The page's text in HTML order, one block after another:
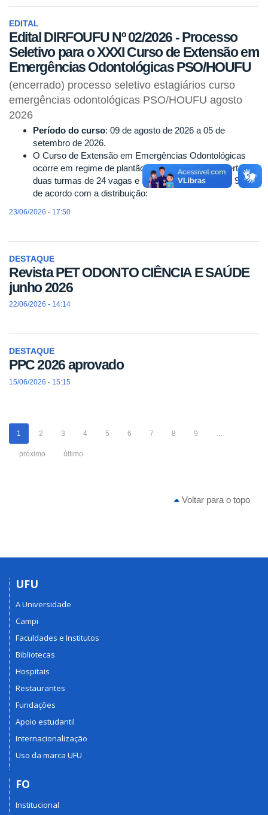
EDITAL
Edital DIRFOUFU Nº 02/2026 - Processo
Seletivo para o XXXI Curso de Extensão em
Emergências Odontológicas PSO/HOUFU
(encerrado) processo seletivo estagiários curso
emergências odontológicas PSO/HOUFU agosto
2026
Período do curso: 09 de agosto de 2026 a 05 de
setembro de 2026.
O Curso de Extensão em Emergências Odontológicas
ocorre em regime de plantão hospitalar, e serão ofertadas
duas turmas de 24 vagas e a carga horária será de 96h,
de acordo com a distribuição:
23/06/2026 - 17:50
DESTAQUE
Revista PET ODONTO CIÊNCIA E SAÚDE
junho 2026
22/06/2026 - 14:14
DESTAQUE
PPC 2026 aprovado
15/06/2026 - 15:15
1 2 3 4 5 6 7 8 9 …
próximo último
Voltar para o topo
UFU
A Universidade
Campi
Faculdades e Institutos
Bibliotecas
Hospitais
Restaurantes
Fundações
Apoio estudantil
Internacionalização
Uso da marca UFU
FO
Institucional